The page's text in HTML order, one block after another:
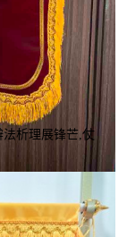
法析理展锋芒,仗